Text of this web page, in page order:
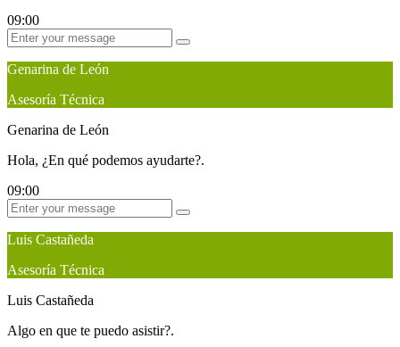
09:00
Genarina de León
Asesoría Técnica
Genarina de León
Hola, ¿En qué podemos ayudarte?.
09:00
Luis Castañeda
Asesoría Técnica
Luis Castañeda
Algo en que te puedo asistir?.